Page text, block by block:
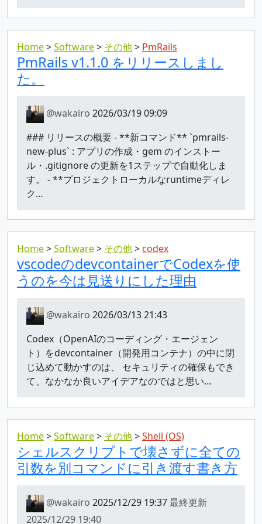
Home Software その他 PmRails
PmRails v1.1.0 をリリースしまし
た。
@wakairo 2026/03/19 09:09
### リリースの概要 - **新コマンド** `pmrails-
new-plus` : アプリの作成・gem のインストー
ル・.gitignore の更新を1ステップで自動化しま
す。 - **プロジェクトローカルなruntimeディレ
ク…
Home Software その他 codex
vscodeのdevcontainerでCodexを使
うのを今は見送りにした理由
@wakairo 2026/03/13 21:43
Codex（OpenAIのコーディング・エージェン
ト）をdevcontainer（開発用コンテナ）の中に閉
じ込めて動かすのは、 セキュリティの確保もでき
て、なかなか良いアイデアなのではと思い…
Home Software その他 Shell (OS)
シェルスクリプトで壊さずに全ての
引数を別コマンドに引き渡す書き方
@wakairo 2025/12/29 19:37最終更新
2025/12/29 19:40